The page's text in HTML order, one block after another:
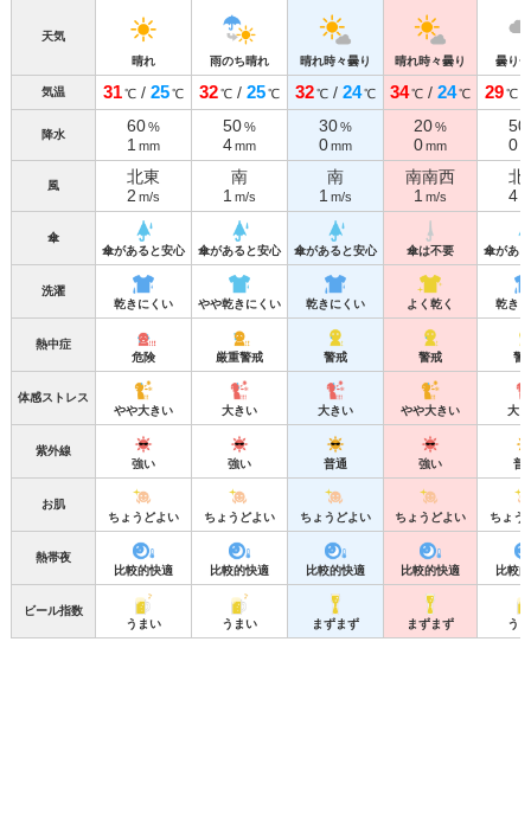
天気
晴れ
雨のち晴れ 晴れ時々曇り 晴れ時々曇り 曇り
気温 31℃/ 25℃ 32℃/ 25℃ 32℃/ 24℃ 34℃/ 24℃ 29℃/
降水 60%
1 mm
50%
4mm
30%
0mm
20%
0mm
50
0
風
北東
2 m/s
南
1 m/s
南
1 m/s
南南西
1 m/s
北
4
傘
傘があると安心
傘があると安心 傘があると安心 傘は不要 傘があ
洗濯
乾きにくい
やや乾きにくい 乾きにくい よく乾く 乾き
熱中症
危険
厳重警戒 警戒 警戒 警
体感ストレス
やや大きい
大きい 大きい やや大きい 大
紫外線
強い
強い 普通 強い 普
お肌
ちょうどよい
ちょうどよい ちょうどよい ちょうどよい ちょう
熱帯夜
比較的快適
比較的快適 比較的快適 比較的快適 比較
ビール指数
うまい
うまい まずまず まずまず う